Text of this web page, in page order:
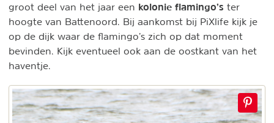
groot deel van het jaar een kolonie flamingo’s ter
hoogte van Battenoord. Bij aankomst bij PiXlife kijk je
op de dijk waar de flamingo’s zich op dat moment
bevinden. Kijk eventueel ook aan de oostkant van het
haventje.